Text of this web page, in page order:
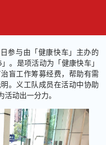
参与由「健康快车」主办的
。是项活动为「健康快车」
盲工作筹募经费，帮助有需
。义工队成员在活动中协助
动出一分力。